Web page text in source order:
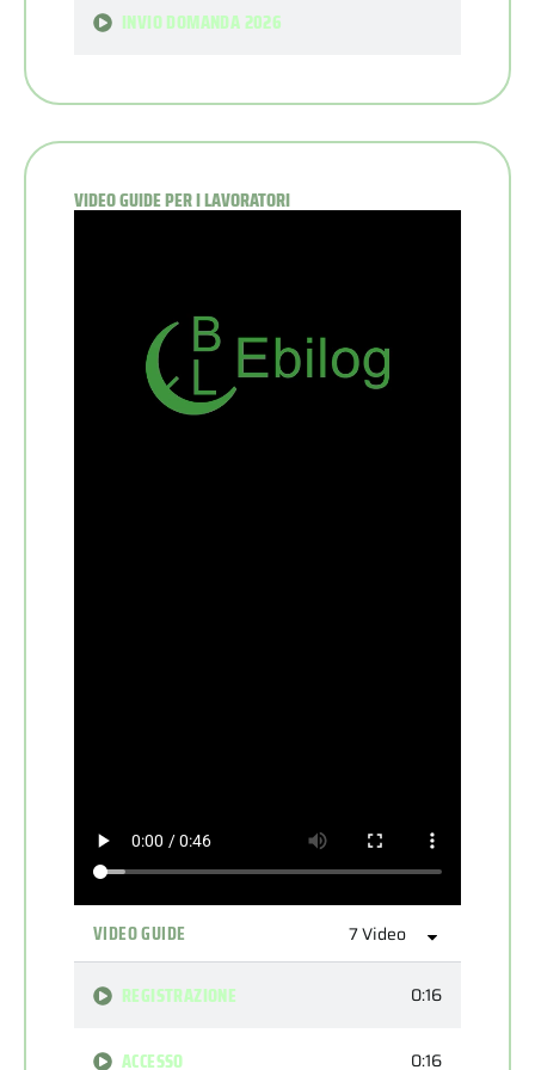
INVIO DOMANDA 2026
VIDEO GUIDE PER I LAVORATORI
VIDEO GUIDE 7 Video
REGISTRAZIONE 0:16
ACCESSO 0:16